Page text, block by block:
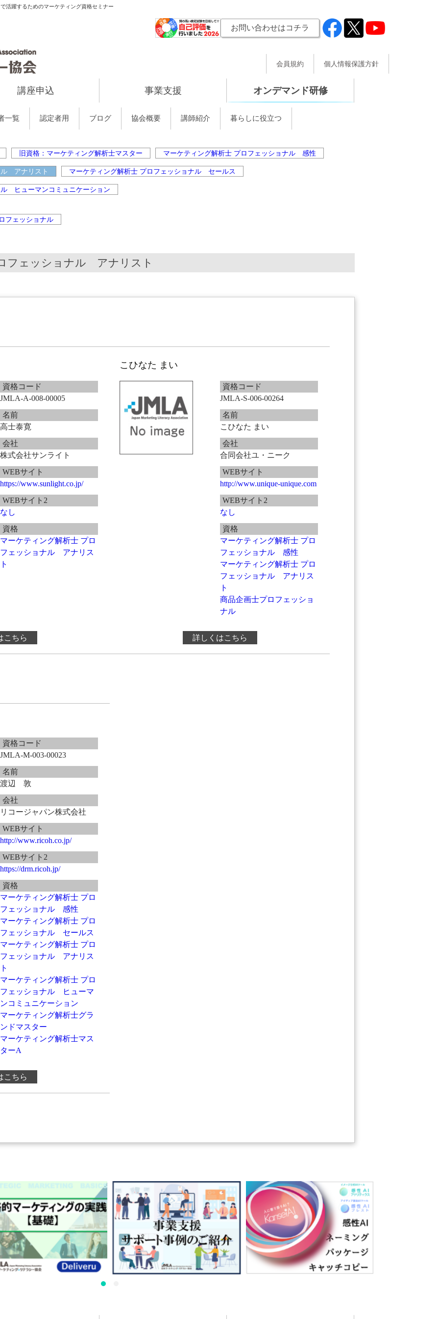
活躍するためのマーケティング資格セミナー
お問い合わせはコチラ
会員規約 個人情報保護方針
講座申込 事業支援 オンデマンド研修
一覧 認定者用 ブログ 協会概要 講師紹介 暮らしに役立つ
旧資格：マーケティング解析士マスター マーケティング解析士 プロフェッショナル 感性
ル アナリスト マーケティング解析士 プロフェッショナル セールス
ヒューマンコミュニケーション
フェッショナル
フェッショナル アナリスト
資格コード
JMLA-A-008-00005
名前
高士泰寛
会社
株式会社サンライト
WEBサイト
https://www.sunlight.co.jp/
WEBサイト2
なし
資格
マーケティング解析士 プロ
フェッショナル アナリス
ト
こちら
こひなた まい
資格コード
JMLA-S-006-00264
名前
こひなた まい
会社
合同会社ユ・ニーク
WEBサイト
http://www.unique-unique.com
WEBサイト2
なし
資格
マーケティング解析士 プロ
フェッショナル 感性
マーケティング解析士 プロ
フェッショナル アナリス
ト
商品企画士プロフェッショ
ナル
詳しくはこちら
資格コード
JMLA-M-003-00023
名前
渡辺 敦
会社
リコージャパン株式会社
WEBサイト
http://www.ricoh.co.jp/
WEBサイト2
https://drm.ricoh.jp/
資格
マーケティング解析士 プロ
フェッショナル 感性
マーケティング解析士 プロ
フェッショナル セールス
マーケティング解析士 プロ
フェッショナル アナリス
ト
マーケティング解析士 プロ
フェッショナル ヒューマ
ンコミュニケーション
マーケティング解析士グラ
ンドマスター
マーケティング解析士マス
ターA
こちら